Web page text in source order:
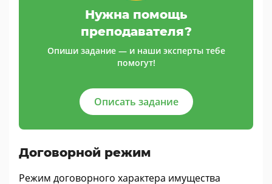
Нужна помощь
преподавателя?
Опиши задание — и наши эксперты тебе
помогут!
Описать задание
Договорной режим
Режим договорного характера имущества